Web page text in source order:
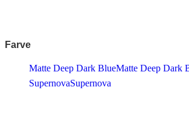
Farve
Matte Deep Dark BlueMatte Deep Dark
SupernovaSupernova